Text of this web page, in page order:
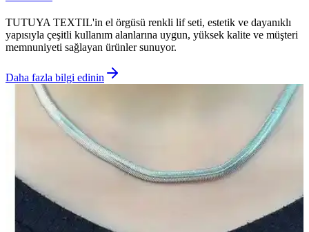
TUTUYA TEXTIL'in el örgüsü renkli lif seti, estetik ve dayanıklı
yapısıyla çeşitli kullanım alanlarına uygun, yüksek kalite ve müşteri
memnuniyeti sağlayan ürünler sunuyor.
Daha fazla bilgi edinin